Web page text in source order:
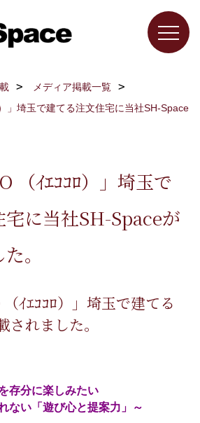
メディア掲載一覧
」埼玉で建てる注文住宅に当社SH-Space
（ｲｴｺｺﾛ）」埼玉で
に当社SH-Spaceが
。
（ｲｴｺｺﾛ）」埼玉で建てる
れました。
存分に楽しみたい
「遊び心と提案力」～